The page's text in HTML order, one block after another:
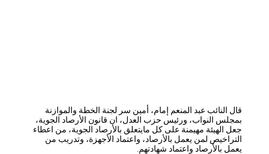
قال النائب عبد المنعم إمام، أمين سر لجنة الخطة والموازنة
بمجلس النواب، ورئيس حزب العدل، ان قانون الأرصاد الجوية،
جعل الهيئة مهيمنة على كل مايتعلق بالأرصاد الجوية، من اعطاء
التراخيص لمن يعمل بالأرصاد، واعتماد الأجهزة، وتدريب من
يعمل بالأرصاد واعتماد شهادتهم.